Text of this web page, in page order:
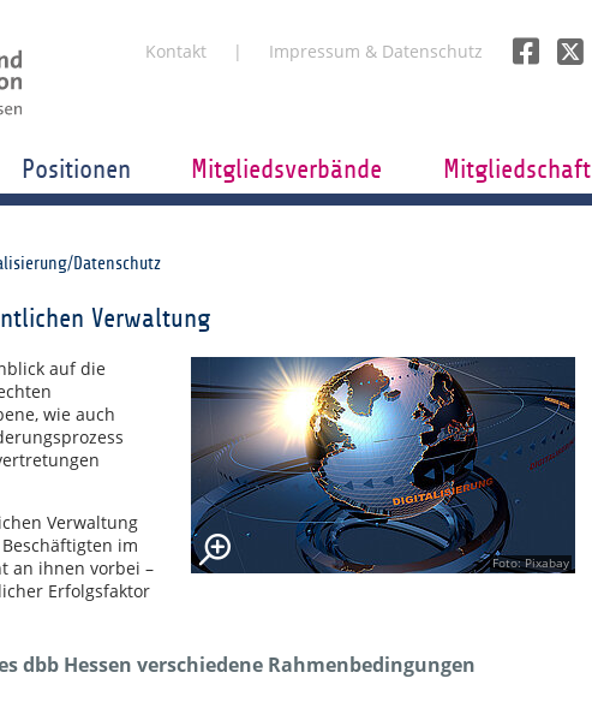
Kontakt Impressum & Datenschutz
Positionen Mitgliedsverbände Mitgliedschaft
Datenschutz
Verwaltung
Foto: Pixabay
auf die
wie auch
Verwaltung
im
an ihnen vorbei –
Erfolgsfaktor
dbb Hessen verschiedene Rahmenbedingungen